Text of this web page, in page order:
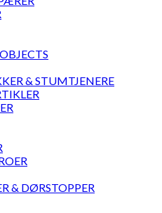
& STUMTJENERE
& DØRSTOPPER